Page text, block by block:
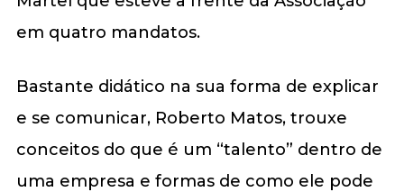
em quatro mandatos.
Bastante didático na sua forma de explicar
e se comunicar, Roberto Matos, trouxe
conceitos do que é um “talento” dentro de
uma empresa e formas de como ele pode